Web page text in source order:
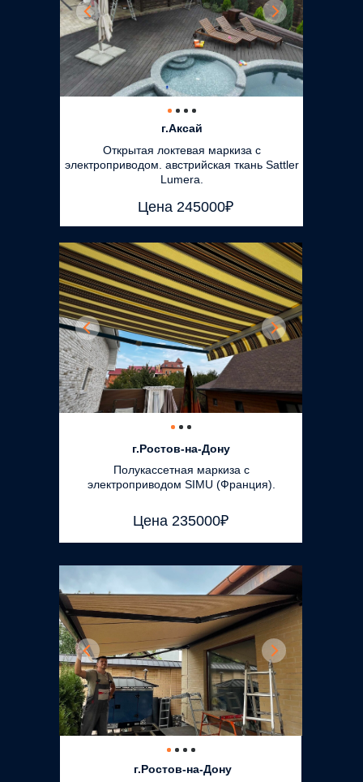
г.Аксай
г.Ростов-на-Дону
г.Ростов-на-Дону
Открытая локтевая маркиза с
электроприводом. австрийская ткань Sattler
Lumera.
Полукассетная маркиза с
электроприводом SIMU (Франция).
Цена 245000₽
Цена 235000₽